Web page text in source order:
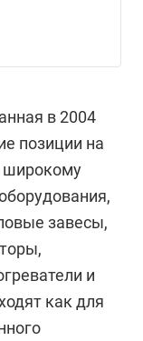
в 2004
позиции на
широкому
завесы,
и
как для